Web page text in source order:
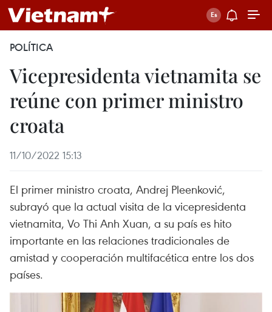
POLÍTICA
Vicepresidenta vietnamita se
reúne con primer ministro
croata
11/10/2022 15:13
El primer ministro croata, Andrej Pleenković,
subrayó que la actual visita de la vicepresidenta
vietnamita, Vo Thi Anh Xuan, a su país es hito
importante en las relaciones tradicionales de
amistad y cooperación multifacética entre los dos
países.